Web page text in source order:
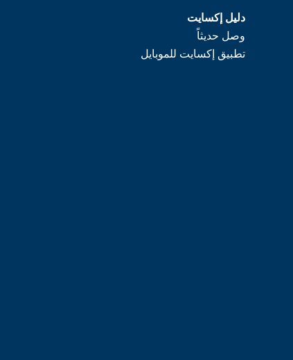
دليل إكسايت
وصل حديثاً
تطبيق إكسايت للموبايل